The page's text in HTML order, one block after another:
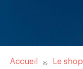
Accueil Le shop